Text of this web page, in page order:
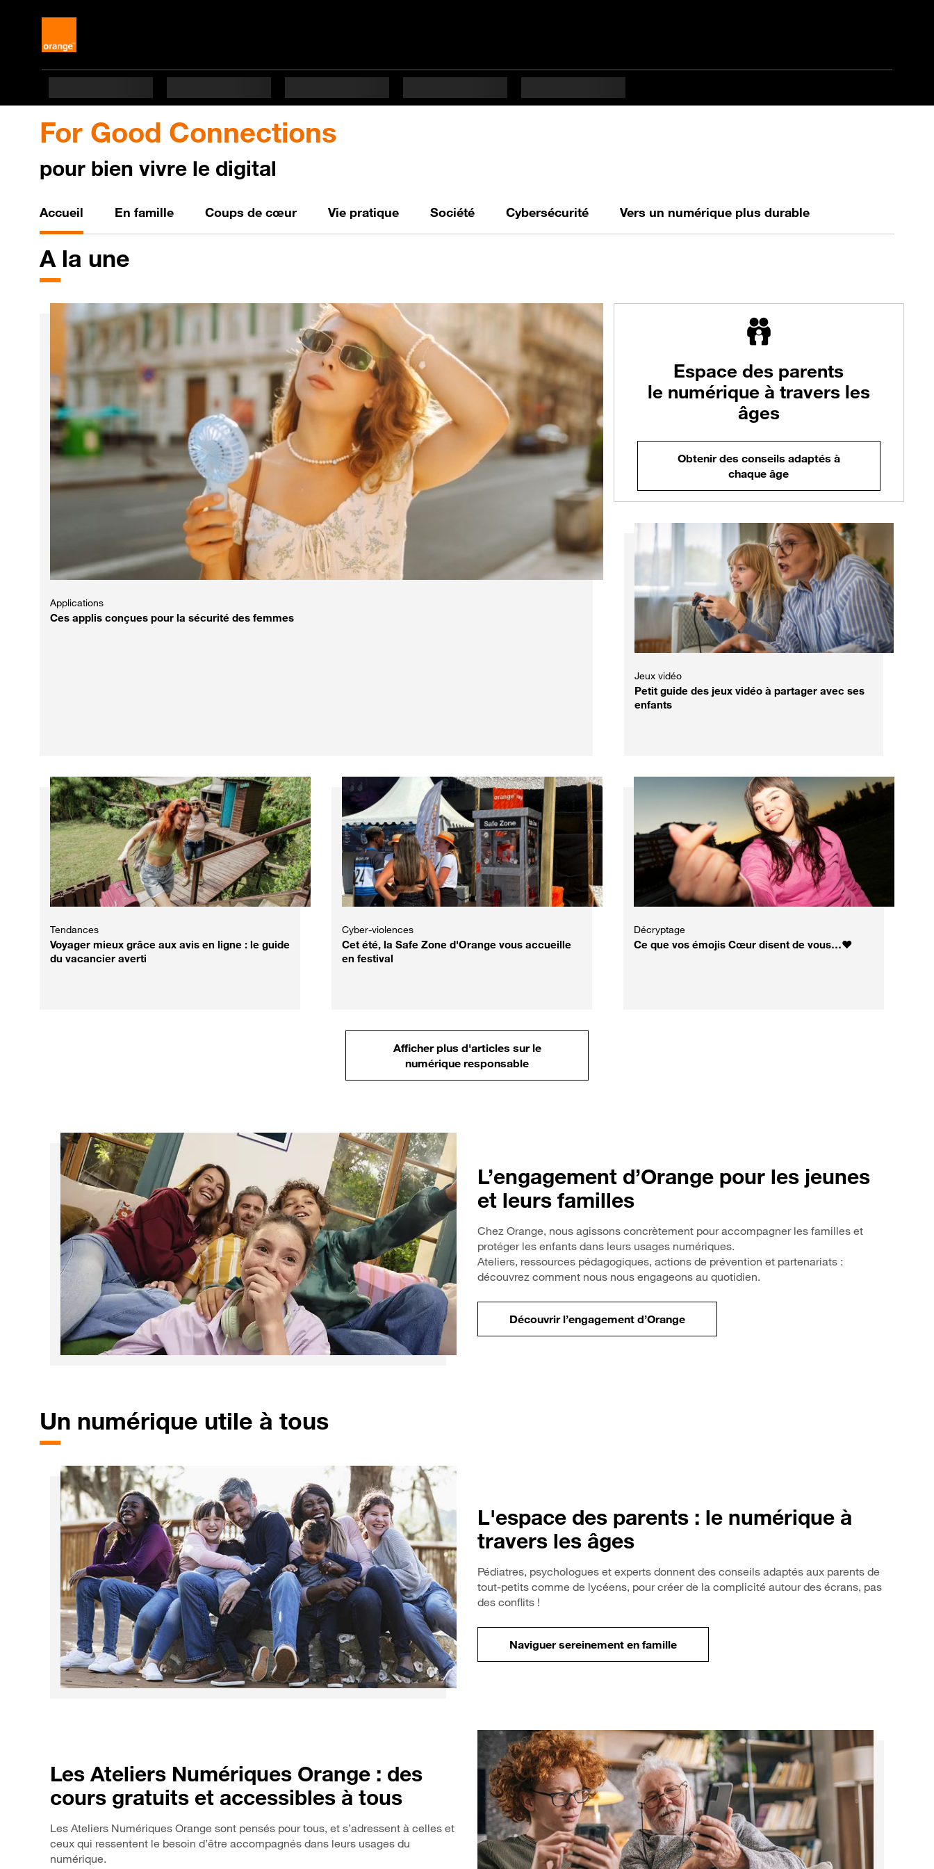
For Good Connections
pour bien vivre le digital
Accueil Bien vivre le digital
En famille Coups de cœur Vie pratique Société Cybersécurité Vers un numérique plus durable
Bienvivre le digital
For Good Connections pour bien vivre le digital
A la une
Applications
Ces applis conçues pour la sécurité des femmes
Espace des parents
le numérique à travers les
âges
Obtenir des conseils adaptés à
chaque âge
Jeux vidéo
Petit guide des jeux vidéo à partager avec ses
enfants
Tendances
Voyager mieux grâce aux avis en ligne : le guide
du vacancier averti
Cyber-violences
Cet été, la Safe Zone d'Orange vous accueille
en festival
Décryptage
Ce que vos émojis Cœur disent de vous…❤️
Afficher plus d'articles sur le
numérique responsable
L’engagement d’Orange pour les jeunes
et leurs familles
Chez Orange, nous agissons concrètement pour accompagner les familles et
protéger les enfants dans leurs usages numériques.
Ateliers, ressources pédagogiques, actions de prévention et partenariats :
découvrez comment nous nous engageons au quotidien.
Découvrir l’engagement d’Orange
Un numérique utile à tous
L'espace des parents : le numérique à
travers les âges
Pédiatres, psychologues et experts donnent des conseils adaptés aux parents de
tout-petits comme de lycéens, pour créer de la complicité autour des écrans, pas
des conflits !
Naviguer sereinement en famille
Les Ateliers Numériques Orange : des
cours gratuits et accessibles à tous
Les Ateliers Numériques Orange sont pensés pour tous, et s’adressent à celles et
ceux qui ressentent le besoin d’être accompagnés dans leurs usages du
numérique.